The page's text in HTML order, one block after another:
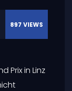
897 VIEWS
Prix in Linz